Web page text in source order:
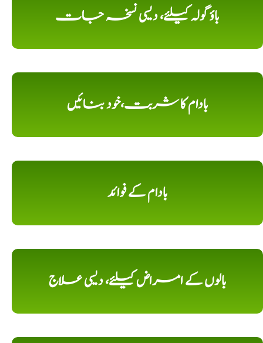
باؤ گولہ کیلئے، دیسی نسخہ جات
بادام کا شربت،خود بنائیں
بادام کے فوائد
بالوں کے امراض کیلئے، دیسی علاج